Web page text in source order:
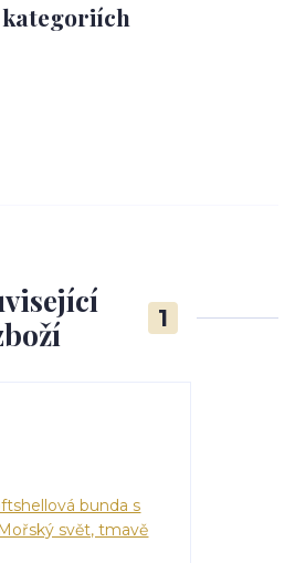
kategoriích
1